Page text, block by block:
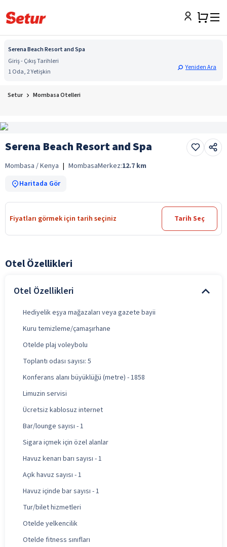
Serena Beach Resort and Spa
Giriş - Çıkış Tarihleri
1 Oda, 2 Yetişkin
Yeniden Ara
Setur Mombasa Otelleri
Serena Beach Resort and Spa
Mombasa / Kenya | MombasaMerkez:12.7 km
Haritada Gör
Fiyatları görmek için tarih seçiniz Tarih Seç
Otel Özellikleri
Otel Özellikleri
Hediyelik eşya mağazaları veya gazete bayii
Kuru temizleme/çamaşırhane
Otelde plaj voleybolu
Toplantı odası sayısı: 5
Konferans alanı büyüklüğü (metre) - 1858
Limuzin servisi
Ücretsiz kablosuz internet
Bar/lounge sayısı - 1
Sigara içmek için özel alanlar
Havuz kenarı barı sayısı - 1
Açık havuz sayısı - 1
Havuz içinde bar sayısı - 1
Tur/bilet hizmetleri
Otelde yelkencilik
Otelde fitness sınıfları